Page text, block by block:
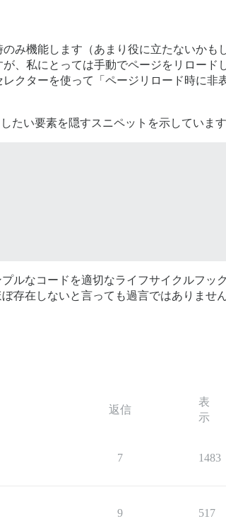
み機能します（あまり役に立たないかも
、私にとっては手動でページをリロード
クターを使って「ページリロード時に非
たい要素を隠すスニペットを示していま
ルなコードを適切なライフサイクルフッ
存在しないと言っても過言ではありません
返信
表
示
7 1483
9 517